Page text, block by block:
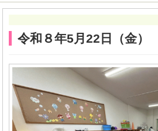
令和８年5月22日（金）